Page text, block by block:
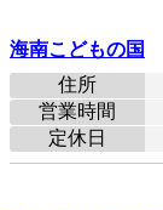
海南こどもの国
住所
営業時間
定休日